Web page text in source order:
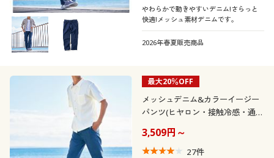
やわらかで動きやすいデニム!さらっと
快適!メッシュ素材デニムです。
2026年春夏販売商品
最大20％OFF
メッシュデニム&カラーイージー
パンツ(ヒヤロン・接触冷感・通気
3,509円～
27件